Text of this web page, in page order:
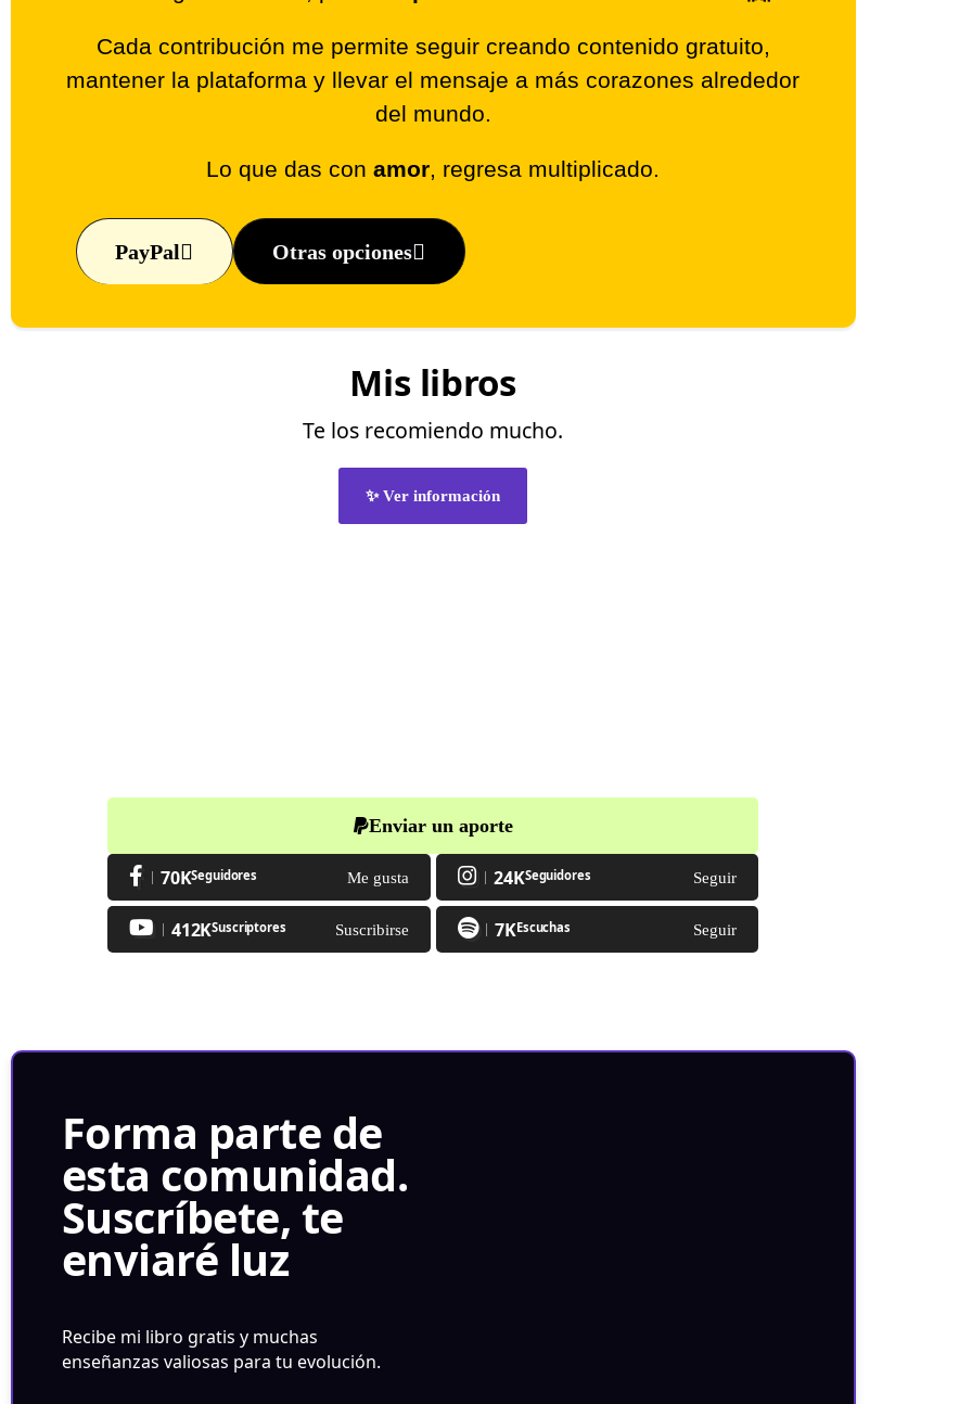
Cada contribución me permite seguir creando contenido gratuito,
mantener la plataforma y llevar el mensaje a más corazones alrededor
del mundo.
Lo que das con amor, regresa multiplicado.
PayPal Otras opciones
Mis libros
Te los recomiendo mucho.
✨ Ver información
Enviar un aporte
70KSeguidores Me gusta 24KSeguidores Seguir
412KSuscriptores Suscribirse 7KEscuchas Seguir
Forma parte de
esta comunidad.
Suscríbete, te
enviaré luz
Recibe mi libro gratis y muchas
enseñanzas valiosas para tu evolución.